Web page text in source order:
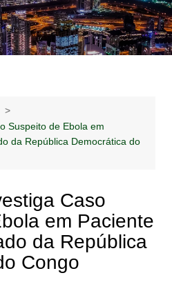
Notícias –
Publicidades –
Suspeito de Ebola em
da República Democrática do
Caso
em Paciente
da República
Congo